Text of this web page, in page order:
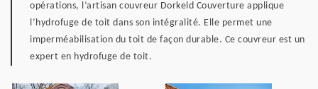
opérations, l’artisan couvreur Dorkeld Couverture applique
l’hydrofuge de toit dans son intégralité. Elle permet une
imperméabilisation du toit de façon durable. Ce couvreur est un
expert en hydrofuge de toit.